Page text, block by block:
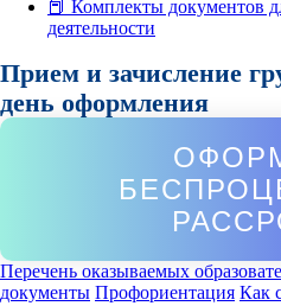
📕 Комплекты документов
деятельности
Прием и зачисление
день оформления
Перечень оказываемых
документы Профориентация Как